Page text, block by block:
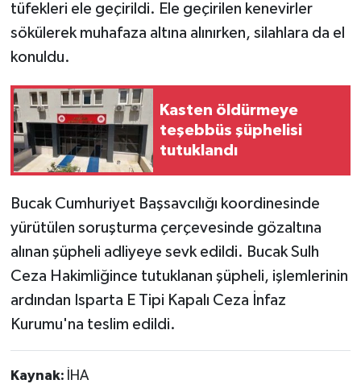
tüfekleri ele geçirildi. Ele geçirilen kenevirler
sökülerek muhafaza altına alınırken, silahlara da el
konuldu.
Kasten öldürmeye
teşebbüs şüphelisi
tutuklandı
Bucak Cumhuriyet Başsavcılığı koordinesinde
yürütülen soruşturma çerçevesinde gözaltına
alınan şüpheli adliyeye sevk edildi. Bucak Sulh
Ceza Hakimliğince tutuklanan şüpheli, işlemlerinin
ardından Isparta E Tipi Kapalı Ceza İnfaz
Kurumu'na teslim edildi.
Kaynak: İHA